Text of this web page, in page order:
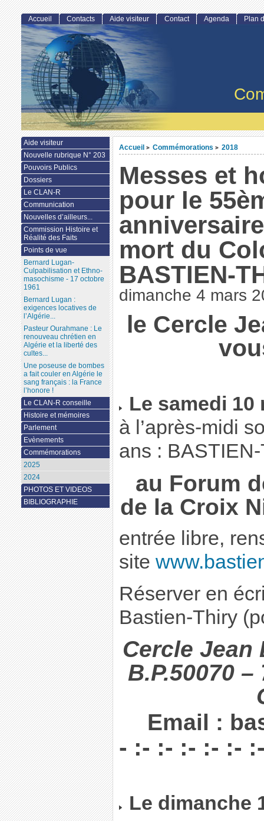
Accueil > Commémorations > 2018
Messes et
pour le
mort du
BASTIEN-
dimanche 4 mars
le Cercle
Le samedi 10
à l’après-midi
ans :
au Forum
de la Croix
entrée libre,
site
Réserver en
Bastien-Thiry
Cercle Jean
B.P.50070
Email :
- :- :- :- :- :-
Le dimanche
Accueil Contacts Aide visiteur Contact Agenda Plan
Aide visiteur
Nouvelle rubrique N° 203
Pouvoirs Publics
Dossiers
Le CLAN-R
Communication
Nouvelles d’ailleurs...
Commission Histoire et
Réalité des Faits
Points de vue
Bernard Lugan-
Culpabilisation et Ethno-
masochisme - 17 octobre
1961
Bernard Lugan :
exigences locatives de
l’Algérie...
Pasteur Ourahmane : Le
renouveau chrétien en
Algérie et la liberté des
cultes...
Une poseuse de bombes
a fait couler en Algérie le
sang français : la France
l’honore !
Le CLAN-R conseille
Histoire et mémoires
Parlement
Evènements
Commémorations
2025
2024
PHOTOS ET VIDEOS
BIBLIOGRAPHIE